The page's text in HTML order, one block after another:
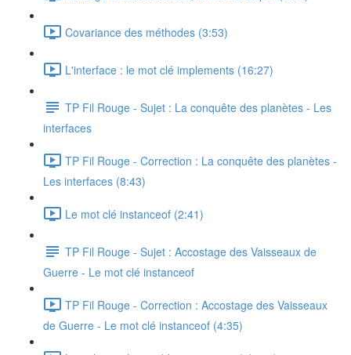
Covariance des méthodes (3:53)
L'interface : le mot clé implements (16:27)
TP Fil Rouge - Sujet : La conquête des planètes - Les
interfaces
TP Fil Rouge - Correction : La conquête des planètes -
Les interfaces (8:43)
Le mot clé instanceof (2:41)
TP Fil Rouge - Sujet : Accostage des Vaisseaux de
Guerre - Le mot clé instanceof
TP Fil Rouge - Correction : Accostage des Vaisseaux
de Guerre - Le mot clé instanceof (4:35)